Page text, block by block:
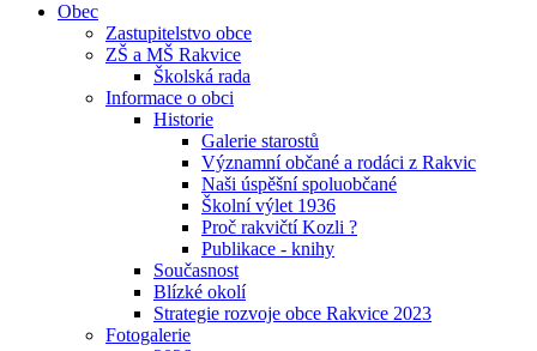
Obec
Zastupitelstvo obce
ZŠ a MŠ Rakvice
Školská rada
Informace o obci
Historie
Galerie starostů
Významní občané a rodáci z Rakvic
Naši úspěšní spoluobčané
Školní výlet 1936
Proč rakvičtí Kozli ?
Publikace - knihy
Současnost
Blízké okolí
Strategie rozvoje obce Rakvice 2023
Fotogalerie